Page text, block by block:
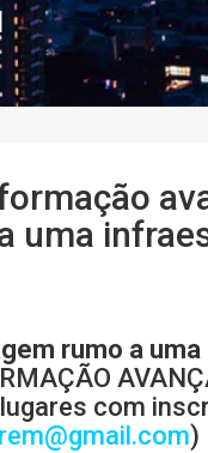
uma
rumo a
com
)